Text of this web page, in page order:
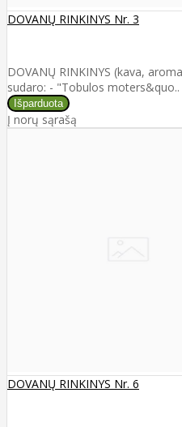
DOVANŲ RINKINYS Nr. 3
DOVANŲ RINKINYS (kava,
sudaro: - "Tobulos moters&quo..
Į norų sąrašą
DOVANŲ RINKINYS Nr. 6